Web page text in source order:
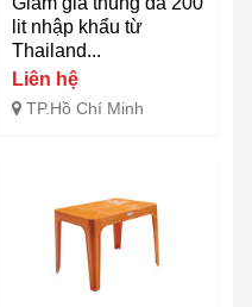
lit nhập khẩu từ
Thailand...
Liên hệ
TP.Hồ Chí Minh